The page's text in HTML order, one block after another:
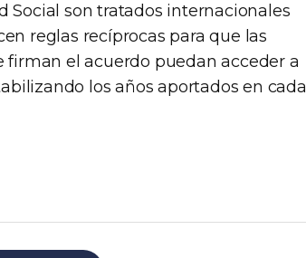
Social son tratados internacionales
reglas recíprocas para que las
firman el acuerdo puedan acceder a
los años aportados en cada